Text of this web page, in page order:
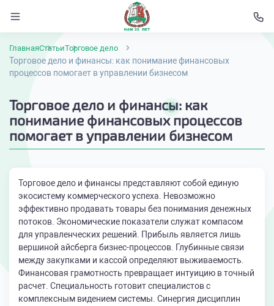
ГлавнаяСтатьиТорговое дело
Торговое дело и финансы: как понимание финансовых
процессов помогает в управлении бизнесом
Торговое дело и финансы: как
понимание финансовых процессов
помогает в управлении бизнесом
Торговое дело и финансы представляют собой единую
экосистему коммерческого успеха. Невозможно
эффективно продавать товары без понимания денежных
потоков. Экономические показатели служат компасом
для управленческих решений. Прибыль является лишь
вершиной айсберга бизнес-процессов. Глубинные связи
между закупками и кассой определяют выживаемость.
Финансовая грамотность превращает интуицию в точный
расчет. Специальность готовит специалистов с
комплексным видением системы. Синергия дисциплин